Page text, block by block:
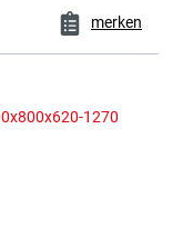
merken